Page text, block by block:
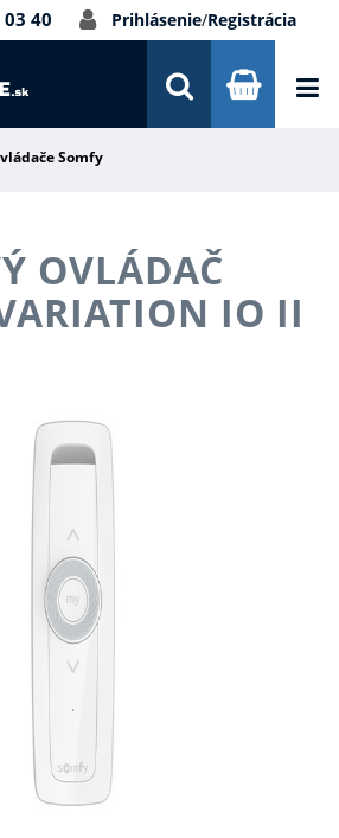
40 Prihlásenie/Registrácia
A PLATBA
PORADŇA
NOVINKY
Somfy
OVLÁDAČ
IO II